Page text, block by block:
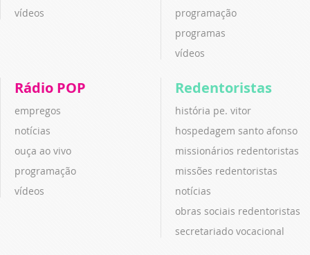
vídeos
programação
programas
vídeos
Rádio POP
empregos
notícias
ouça ao vivo
programação
vídeos
Redentoristas
história pe. vitor
hospedagem santo afonso
missionários redentoristas
missões redentoristas
notícias
obras sociais redentoristas
secretariado vocacional